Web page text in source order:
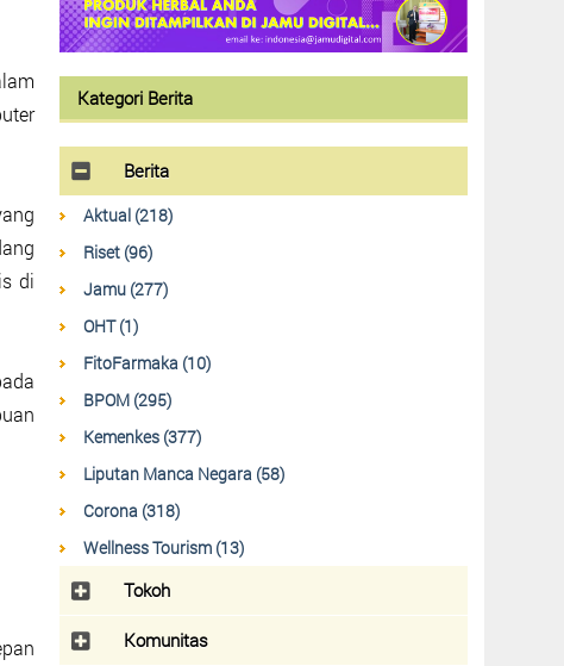
di
Kategori Berita
Berita
Aktual (218)
Riset (96)
Jamu (277)
OHT (1)
FitoFarmaka (10)
BPOM (295)
Kemenkes (377)
Liputan Manca Negara (58)
Corona (318)
Wellness Tourism (13)
Tokoh
Komunitas